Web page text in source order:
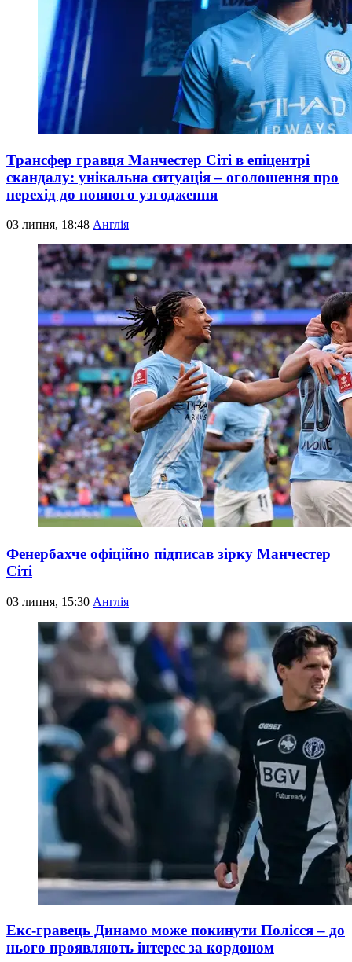
Трансфер гравця Манчестер Сіті в епіцентрі
скандалу: унікальна ситуація – оголошення про
перехід до повного узгодження
03 липня, 18:48 Англія
Фенербахче офіційно підписав зірку Манчестер
Сіті
03 липня, 15:30 Англія
Екс-гравець Динамо може покинути Полісся – до
нього проявляють інтерес за кордоном